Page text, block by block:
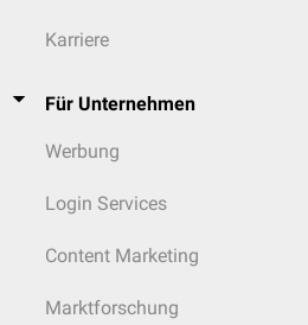
Karriere
Für Unternehmen
Werbung
Login Services
Content Marketing
Marktforschung